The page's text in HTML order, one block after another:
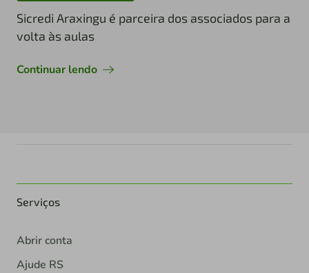
Sicredi Araxingu é parceira dos associados para a
volta às aulas
Continuar lendo
Serviços
Abrir conta
Ajude RS